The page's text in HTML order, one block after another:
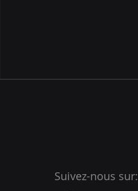
Suivez-nous sur: